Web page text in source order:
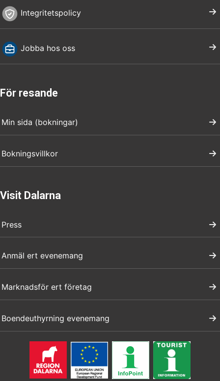
Integritetspolicy
Jobba hos oss
För resande
Min sida (bokningar)
Bokningsvillkor
Visit Dalarna
Press
Anmäl ert evenemang
Marknadsför ert företag
Boendeuthyrning evenemang